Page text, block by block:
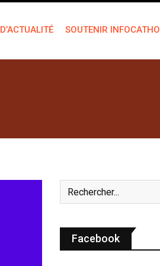
SOUTENIR INFOCATHO
Facebook